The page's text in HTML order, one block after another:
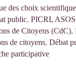
des choix
public, PICRI,
de Citoyens (CdC),
de citoyens, Débat
participative